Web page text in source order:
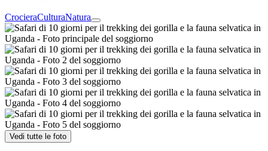
CrocieraCulturaNatura
Vedi tutte le foto